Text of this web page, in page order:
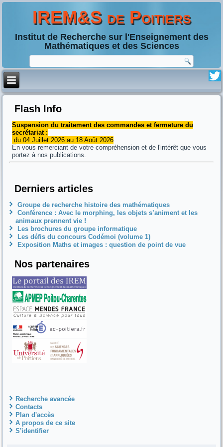
IREM&S de Poitiers
Institut de Recherche sur l'Enseignement des
Mathématiques et des Sciences
Flash Info
Suspension du traitement des commandes et fermeture du
secrétariat :
du 04 Juillet 2026 au 18 Août 2026
En vous remerciant de votre compréhension et de l'intérêt que vous
portez à nos publications.
Derniers articles
Groupe de recherche histoire des mathématiques
Conférence : Avec le morphing, les objets s’animent et les
animaux prennent vie !
Les brochures du groupe informatique
Les défis du concours Codémoi (volume 1)
Exposition Maths et images : question de point de vue
Nos partenaires
Recherche avancée
Contacts
Plan d'accès
A propos de ce site
S'identifier